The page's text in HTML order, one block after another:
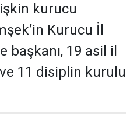
kurucu
Kurucu İl
başkanı, 19 asil il
11 disiplin kurulu